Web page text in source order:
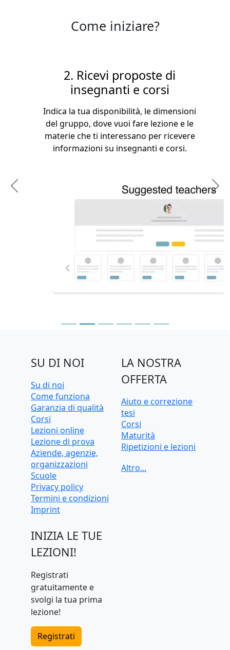
Come iniziare?
2. Ricevi proposte di
insegnanti e corsi
Indica la tua disponibilità, le dimensioni
del gruppo, dove vuoi fare lezione e le
materie che ti interessano per ricevere
informazioni su insegnanti e corsi.
Previous
SU DI NOI
Su di noi
Come funziona
Garanzia di qualità
Corsi
Lezioni online
Lezione di prova
Aziende, agenzie,
organizzazioni
Scuole
Privacy policy
Termini e condizioni
Imprint
INIZIA LE TUE
LEZIONI!
Registrati
gratuitamente e
svolgi la tua prima
lezione!
Registrati
LA NOSTRA
OFFERTA
Aiuto e correzione
tesi
Corsi
Maturità
Ripetizioni e lezioni
online